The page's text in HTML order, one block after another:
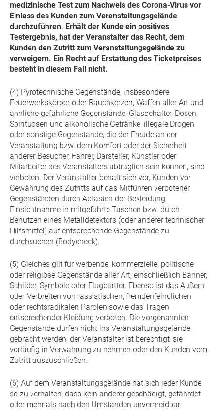
medizinische Test zum Nachweis des Corona-Virus vor
Einlass des Kunden zum Veranstaltungsgelände
durchzuführen. Erhält der Kunde ein positives
Testergebnis, hat der Veranstalter das Recht, dem
Kunden den Zutritt zum Veranstaltungsgelände zu
verweigern. Ein Recht auf Erstattung des Ticketpreises
besteht in diesem Fall nicht.
(4) Pyrotechnische Gegenstände, insbesondere
Feuerwerkskörper oder Rauchkerzen, Waffen aller Art und
ähnliche gefährliche Gegenstände, Glasbehälter, Dosen,
Spirituosen und alkoholische Getränke, illegale Drogen
oder sonstige Gegenstände, die der Freude an der
Veranstaltung bzw. dem Komfort oder der Sicherheit
anderer Besucher, Fahrer, Darsteller, Künstler oder
Mitarbeiter des Veranstalters abträglich sein können, sind
verboten. Der Veranstalter behält sich vor, Kunden vor
Gewährung des Zutritts auf das Mitführen verbotener
Gegenständen durch Abtasten der Bekleidung,
Einsichtnahme in mitgeführte Taschen bzw. durch
Benutzen eines Metalldetektors (oder anderer technischer
Hilfsmittel) auf entsprechende Gegenstände zu
durchsuchen (Bodycheck).
(5) Gleiches gilt für werbende, kommerzielle, politische
oder religiöse Gegenstände aller Art, einschließlich Banner,
Schilder, Symbole oder Flugblätter. Ebenso ist das Äußern
oder Verbreiten von rassistischen, fremdenfeindlichen
oder rechtsradikalen Parolen sowie das Tragen
entsprechender Kleidung verboten. Die vorgenannten
Gegenstände dürfen nicht ins Veranstaltungsgelände
gebracht werden, der Veranstalter ist berechtigt, sie
vorläufig in Verwahrung zu nehmen oder den Kunden vom
Zutritt auszuschließen.
(6) Auf dem Veranstaltungsgelände hat sich jeder Kunde
so zu verhalten, dass kein anderer geschädigt, gefährdet
oder mehr als nach den Umständen unvermeidbar